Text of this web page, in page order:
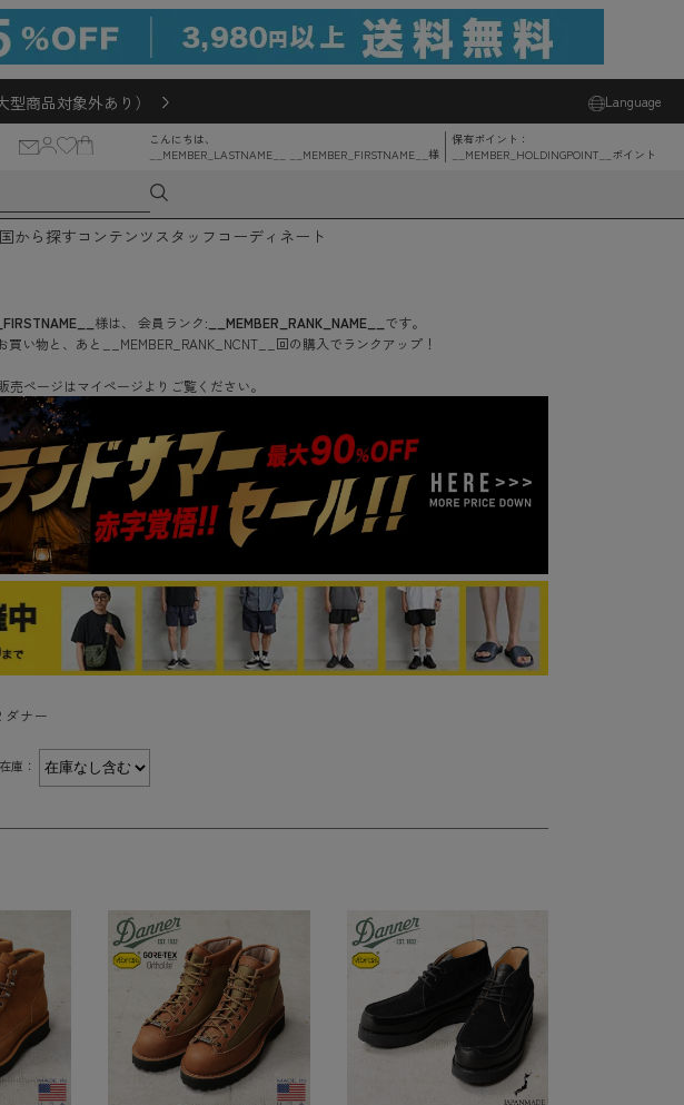
商品対象外あり） Language
こんにちは、
__MEMBER_LASTNAME__ __MEMBER_FIRSTNAME__ 様
保有ポイント：
__MEMBER_HOLDINGPOINT__
ポイント
国から探す コンテンツ スタッフコーディネート
様は、 会員ランク: __MEMBER_RANK_NAME__ です。
買い物と、あと __MEMBER_RANK_NCNT__ 回の購入でランクアップ！
売ページはマイページよりご覧ください。
ダナー
在庫：